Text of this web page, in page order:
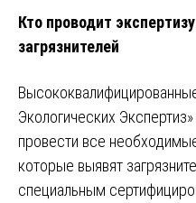
Кто проводит
загрязнителей
Экологических
провести все
которые выявят
специальным